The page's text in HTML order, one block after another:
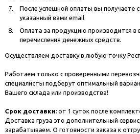
После успешной оплаты вы получаете
указанный вами email.
Оплата за продукцию производится в
перечисления денежных средств.
Осуществляем доставку в любую точку
Работаем только с проверенными
специалисты подберут оптимальный
Вашего склада или производства!
Срок доставки: от 1 суток после
Доставка груза это дополнительный
зарабатываем. О готовности заказа к